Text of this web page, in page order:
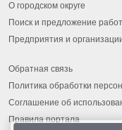
О городском округе
Поиск и предложение
Предприятия и
Обратная связь
Политика обработки
Соглашение об
Правила портала